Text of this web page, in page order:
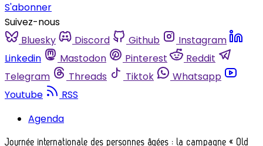
S'abonner
Suivez-nous
Bluesky
Discord Github
Instagram
Linkedin
Mastodon Pinterest
Reddit
Telegram
Threads Tiktok
Whatsapp
Youtube
RSS
Agenda
Journée internationale des personnes âgées : la campagne « Old